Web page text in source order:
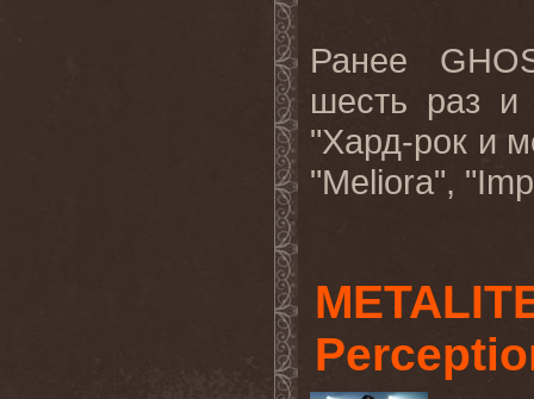
Ранее
шесть раз и
"Хард-рок и
"Meliora", "